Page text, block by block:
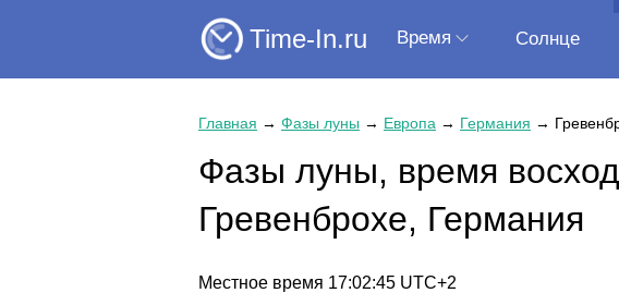
Time-In.ru Время Солнце
Главная → Фазы луны → Европа → Германия →
Фазы луны, время
Гревенброхе, Германия
Местное время 17:02:45 UTC+2